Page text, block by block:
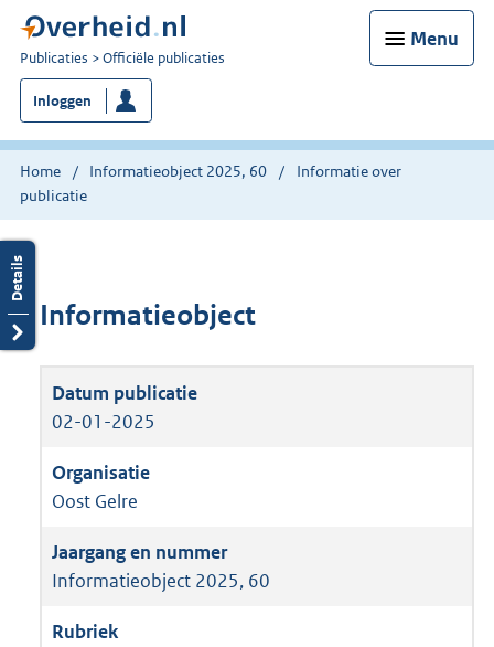
Menu
U
bent
nu
hier:
Publicaties Officiële publicaties
Inloggen
Home Informatieobject 2025, 60
Informatie over
publicatie
Informatieobject
02-01-2025
Oost Gelre
Informatieobject 2025, 60